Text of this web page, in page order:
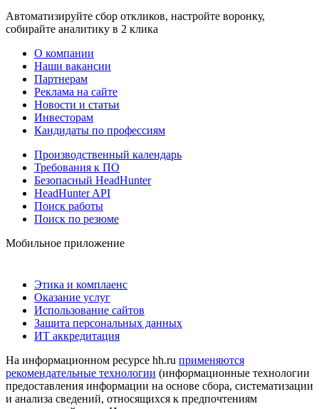
Автоматизируйте сбор откликов, настройте воронку,
собирайте аналитику в 2 клика
О компании
Наши вакансии
Партнерам
Реклама на сайте
Новости и статьи
Инвесторам
Кандидаты по профессиям
Производственный календарь
Требования к ПО
Безопасный HeadHunter
HeadHunter API
Поиск работы
Поиск по резюме
Мобильное приложение
Этика и комплаенс
Оказание услуг
Использование сайтов
Защита персональных данных
ИТ аккредитация
На информационном ресурсе hh.ru применяются
рекомендательные технологии (информационные технологии
предоставления информации на основе сбора, систематизации
и анализа сведений, относящихся к предпочтениям